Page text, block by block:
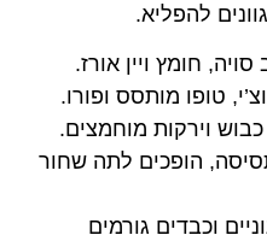
להפליא.
חומץ ויין אורז.
טופו מותסס ופורו.
וירקות מוחמצים.
הופכים לתה שחור
וכבדים גורמים